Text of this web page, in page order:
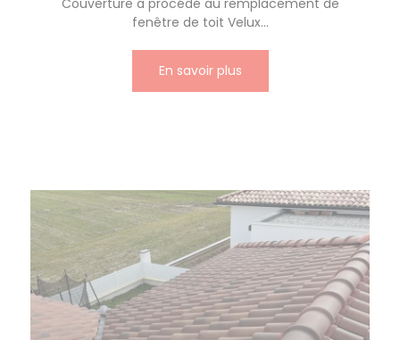
Couverture a procédé au remplacement de
fenêtre de toit Velux...
En savoir plus